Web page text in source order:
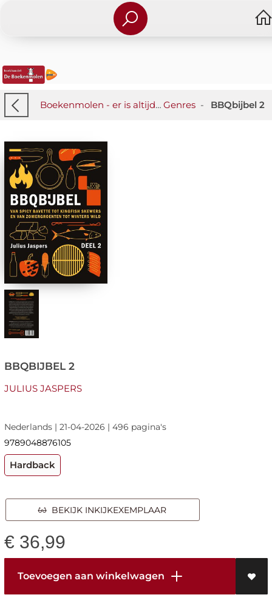
Boekenmolen - er is altijd iets wat je raakt! -
Genres- BBQbijbel 2
BBQBIJBEL 2
JULIUS JASPERS
Nederlands | 21-04-2026 | 496 pagina's
9789048876105
Hardback
BEKIJK INKIJKEXEMPLAAR
€ 36,99
Toevoegen aan winkelwagen